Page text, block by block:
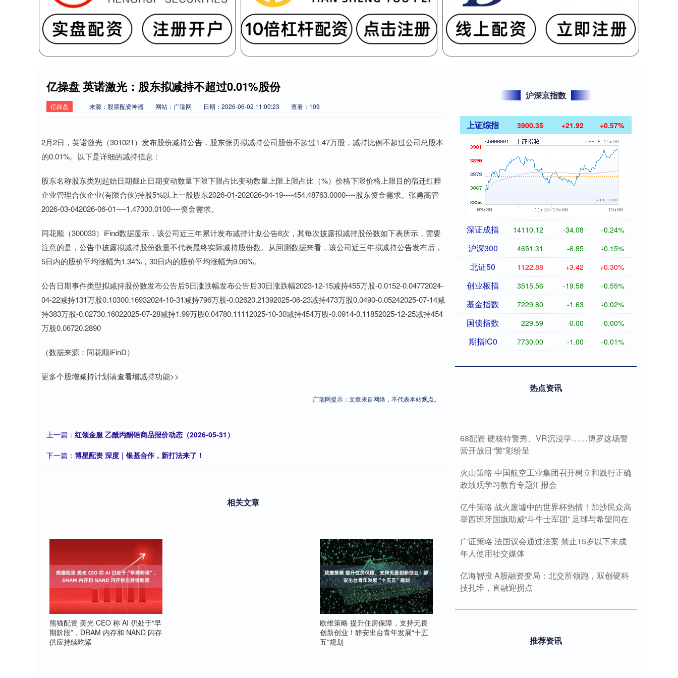
亿操盘 英诺激光：股东拟减持不超过0.01%股份
亿操盘 来源：股票配资神器 网站：广瑞网 日期：2026-06-02 11:00:23 查看：109
2月2日，英诺激光（301021）发布股份减持公告，股东张勇拟减持公司股份不超过1.47万股，减持比例不超过公司总股本
的0.01%。以下是详细的减持信息：
股东名称股东类别起始日期截止日期变动数量下限下限占比变动数量上限上限占比（%）价格下限价格上限目的宿迁红粹
企业管理合伙企业(有限合伙)持股5%以上一般股东2026-01-202026-04-19----454.48763.0000----股东资金需求。张勇高管
2026-03-042026-06-01----1.47000.0100----资金需求。
同花顺（300033）iFind数据显示，该公司近三年累计发布减持计划公告8次，其每次披露拟减持股份数如下表所示，需要
注意的是，公告中披露拟减持股份数量不代表最终实际减持股份数。从回测数据来看，该公司近三年拟减持公告发布后，
5日内的股价平均涨幅为1.34%，30日内的股价平均涨幅为9.06%。
公告日期事件类型拟减持股份数发布公告后5日涨跌幅发布公告后30日涨跌幅2023-12-15减持455万股-0.0152-0.04772024-
04-22减持131万股0.10300.16932024-10-31减持796万股-0.02620.21392025-06-23减持473万股0.0490-0.05242025-07-14减
持383万股-0.02730.16022025-07-28减持1.99万股0.04780.11112025-10-30减持454万股-0.0914-0.11852025-12-25减持454
万股0.06720.2890
（数据来源：同花顺iFinD）
更多个股增减持计划请查看增减持功能>>
广瑞网提示：文章来自网络，不代表本站观点。
上一篇： 红领金服 乙酰丙酮锆商品报价动态（2026-05-31）
下一篇： 博星配资 深度｜银基合作，新打法来了！
相关文章
熊猫配资 美光 CEO 称 AI 仍处于“早
期阶段”，DRAM 内存和 NAND 闪存
供应持续吃紧
欧维策略 提升住房保障，支持无畏
创新创业！静安出台青年发展“十五
五”规划
沪深京指数
上证综指 3900.35 +21.92 +0.57%
深证成指 14110.12 -34.08 -0.24%
沪深300 4651.31 -6.85 -0.15%
北证50 1122.88 +3.42 +0.30%
创业板指 3515.56 -19.58 -0.55%
基金指数 7229.80 -1.63 -0.02%
国债指数 229.59 -0.00 0.00%
期指IC0 7730.00 -1.00 -0.01%
热点资讯
68配资 硬核特警秀、VR沉浸学……博罗这场警
营开放日“警”彩纷呈
火山策略 中国航空工业集团召开树立和践行正确
政绩观学习教育专题汇报会
亿牛策略 战火废墟中的世界杯热情！加沙民众高
举西班牙国旗助威“斗牛士军团” 足球与希望同在
广证策略 法国议会通过法案 禁止15岁以下未成
年人使用社交媒体
亿海智投 A股融资变局：北交所领跑，双创硬科
技扎堆，直融迎拐点
推荐资讯